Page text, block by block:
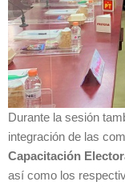
Durante la sesión
integración de las
Capacitación
así como los